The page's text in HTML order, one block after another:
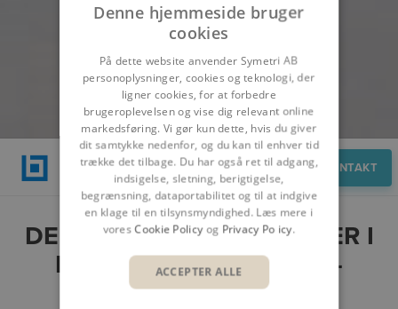
Funktioner KONTAKT
DE VIGTIGSTE FUNKTIONER I
BLUEBEAM STUDIO ON-
PREMISE
Denne hjemmeside bruger
cookies
På dette website anvender Symetri AB
personoplysninger, cookies og teknologi, der
ligner cookies, for at forbedre
brugeroplevelsen og vise dig relevant online
markedsføring. Vi gør kun dette, hvis du giver
dit samtykke nedenfor, og du kan til enhver tid
trække det tilbage. Du har også ret til adgang,
indsigelse, sletning, berigtigelse,
begrænsning, dataportabilitet og til at indgive
en klage til en tilsynsmyndighed. Læs mere i
voresCookie Policyog Privacy Policy.
ACCEPTER ALLE